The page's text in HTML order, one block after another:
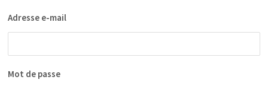
Adresse e-mail
Mot de passe